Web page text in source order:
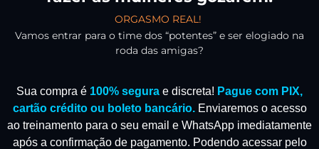
ORGASMO REAL!
Vamos entrar para o time dos “potentes” e ser elogiado na
roda das amigas?
Sua compra é 100% segura e discreta! Pague com PIX,
cartão crédito ou boleto bancário. Enviaremos o acesso
ao treinamento para o seu email e WhatsApp imediatamente
após a confirmação de pagamento. Podendo acessar pelo